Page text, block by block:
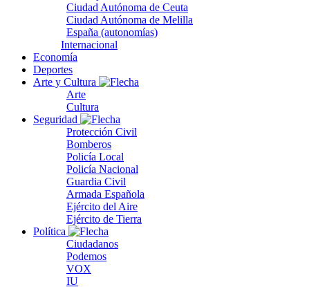
Ciudad Autónoma de Ceuta
Ciudad Autónoma de Melilla
España (autonomías)
Internacional
Economía
Deportes
Arte y Cultura
Arte
Cultura
Seguridad
Protección Civil
Bomberos
Policía Local
Policía Nacional
Guardia Civil
Armada Española
Ejército del Aire
Ejército de Tierra
Política
Ciudadanos
Podemos
VOX
IU